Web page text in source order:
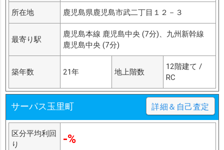
所在地 鹿児島県鹿児島市武二丁目１２－３
最寄り駅
鹿児島本線 鹿児島中央 (7分)、九州新幹線
鹿児島中央 (7分)
築年数 21年 地上階数
12階建て /
RC
サーパス玉里町 詳細＆自己査定
区分平均利回
り
-%